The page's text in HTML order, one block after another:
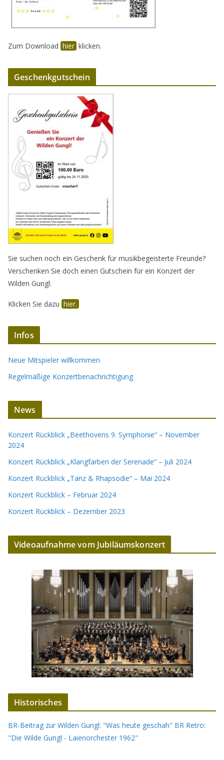
Zum Download hier klicken.
Geschenkgutschein
Sie suchen noch ein Geschenk für musikbegeisterte Freunde?
Verschenken Sie doch einen Gutschein für ein Konzert der
Wilden Gungl.
Klicken Sie dazu hier.
Infos
Neue Mitspieler willkommen
Regelmäßige Konzertbenachrichtigung
News
Konzert Rückblick „Beethovens 9. Symphonie“ – November
2024
Konzert Rückblick „Klangfarben der Serenade“ – Juli 2024
Konzert Rückblick „Tanz & Rhapsodie“ – Mai 2024
Konzert Rückblick – Februar 2024
Konzert Rückblick – Dezember 2023
Videoaufnahme vom Jubiläumskonzert
Historisches
BR-Beitrag zur Wilden Gungl: "Was heute geschah" BR Retro:
"Die Wilde Gungl - Laienorchester 1962"